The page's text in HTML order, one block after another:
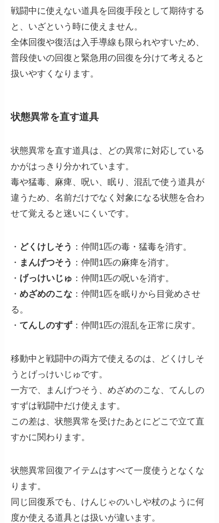
戦闘中に使えない道具を回復手段として期待する
と、いざという時に使えません。
全体回復や復活は入手導線も限られやすいため、
普段使いの回復と緊急用の回復を分けて考えると
扱いやすくなります。
状態異常を直す道具
状態異常を直す道具は、どの異常に対応している
かがはっきり分かれています。
毒や猛毒、麻痺、呪い、眠り、混乱で使う道具が
違うため、名前だけでなく対象になる状態を合わ
せて覚えると迷いにくいです。
・ どくけしそう ：仲間1匹の毒・猛毒を消す。
・ まんげつそう ：仲間1匹の麻痺を消す。
・ げっけいじゅ ：仲間1匹の呪いを消す。
・めざめのこな ：仲間1匹を眠りから目覚めさせ
る。
・てんしのすず ：仲間1匹の混乱を正常に戻す。
移動中と戦闘中の両方で使えるのは、どくけしそ
うとげっけいじゅです。
一方で、まんげつそう、めざめのこな、てんしの
すずは戦闘中だけ使えます。
この差は、状態異常を受けたあとにどこで立て直
すかに関わります。
状態異常回復アイテムはすべて一度使うとなくな
ります。
同じ回復系でも、けんじゃのいしや杖のように何
度か使える道具とは扱いが違います。